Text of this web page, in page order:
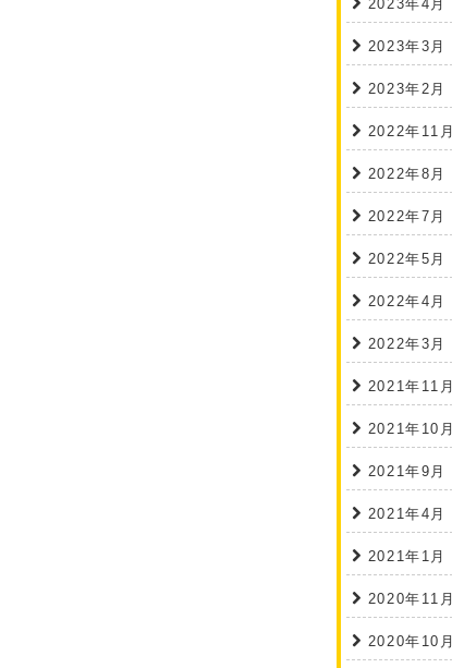
2023年4月
2023年3月
2023年2月
2022年11月
2022年8月
2022年7月
2022年5月
2022年4月
2022年3月
2021年11月
2021年10月
2021年9月
2021年4月
2021年1月
2020年11月
2020年10月